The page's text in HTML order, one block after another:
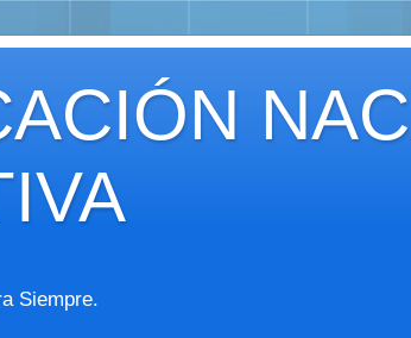
Siempre.